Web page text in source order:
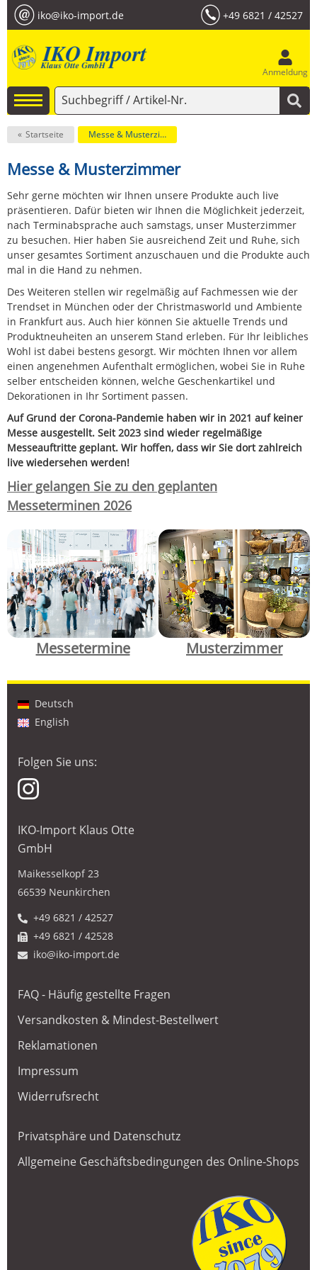
iko@iko-import.de +49 6821 / 42527
Anmeldung
Startseite Messe & Musterzimmer
Messe & Musterzimmer
Sehr gerne möchten wir Ihnen unsere Produkte auch live
präsentieren. Dafür bieten wir Ihnen die Möglichkeit jederzeit,
nach Terminabsprache auch samstags, unser Musterzimmer
zu besuchen. Hier haben Sie ausreichend Zeit und Ruhe, sich
unser gesamtes Sortiment anzuschauen und die Produkte auch
mal in die Hand zu nehmen.
Des Weiteren stellen wir regelmäßig auf Fachmessen wie der
Trendset in München oder der Christmasworld und Ambiente
in Frankfurt aus. Auch hier können Sie aktuelle Trends und
Produktneuheiten an unserem Stand erleben. Für Ihr leibliches
Wohl ist dabei bestens gesorgt. Wir möchten Ihnen vor allem
einen angenehmen Aufenthalt ermöglichen, wobei Sie in Ruhe
selber entscheiden können, welche Geschenkartikel und
Dekorationen in Ihr Sortiment passen.
Auf Grund der Corona-Pandemie haben wir in 2021 auf keiner
Messe ausgestellt. Seit 2023 sind wieder regelmäßige
Messeauftritte geplant. Wir hoffen, dass wir Sie dort zahlreich
live wiedersehen werden!
Hier gelangen Sie zu den geplanten
Messeterminen 2026
Messetermine Musterzimmer
Deutsch
English
Folgen Sie uns:
IKO-Import Klaus Otte
GmbH
Maikesselkopf 23
66539 Neunkirchen
+49 6821 / 42527
+49 6821 / 42528
iko@iko-import.de
FAQ - Häufig gestellte Fragen
Versandkosten & Mindest-Bestellwert
Reklamationen
Impressum
Widerrufsrecht
Privatsphäre und Datenschutz
Allgemeine Geschäftsbedingungen des Online-Shops